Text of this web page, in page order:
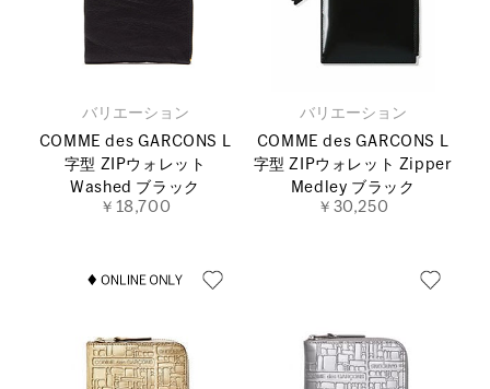
バリエーション
COMME des GARCONS L
字型 ZIPウォレット
Washed ブラック
￥18,700
バリエーション
COMME des GARCONS L
字型 ZIPウォレット Zipper
Medley ブラック
￥30,250